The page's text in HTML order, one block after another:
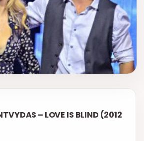
– LOVE IS BLIND (2012